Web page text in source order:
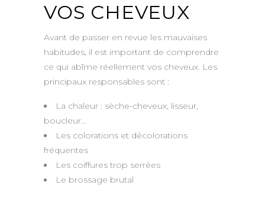
VOS CHEVEUX
Avant de passer en revue les mauvaises
habitudes, il est important de comprendre
ce qui abîme réellement vos cheveux. Les
principaux responsables sont :
La chaleur : sèche-cheveux, lisseur,
boucleur…
Les colorations et décolorations
fréquentes
Les coiffures trop serrées
Le brossage brutal